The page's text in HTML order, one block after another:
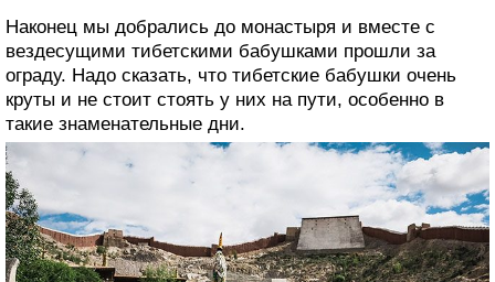
Наконец мы добрались до монастыря и вместе с
вездесущими тибетскими бабушками прошли за
ограду. Надо сказать, что тибетские бабушки очень
круты и не стоит стоять у них на пути, особенно в
такие знаменательные дни.